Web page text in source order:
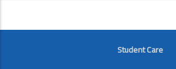
FOOTER
Student Care